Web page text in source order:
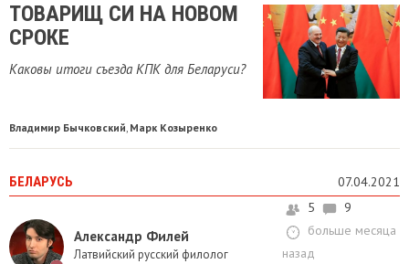
ТОВАРИЩ СИ НА НОВОМ
СРОКЕ
Каковы итоги съезда КПК для Беларуси?
Владимир Бычковский Марк Козыренко
БЕЛАРУСЬ 07.04.2021
Александр Филей
Латвийский русский филолог
5
9
больше месяца
назад